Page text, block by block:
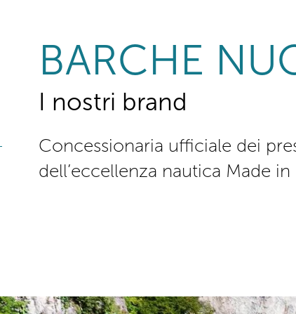
BARCHE
I nostri brand
Concessionaria ufficiale dei
dell’eccellenza nautica Made